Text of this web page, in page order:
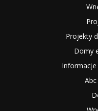
Projekty
Domy
Informacje